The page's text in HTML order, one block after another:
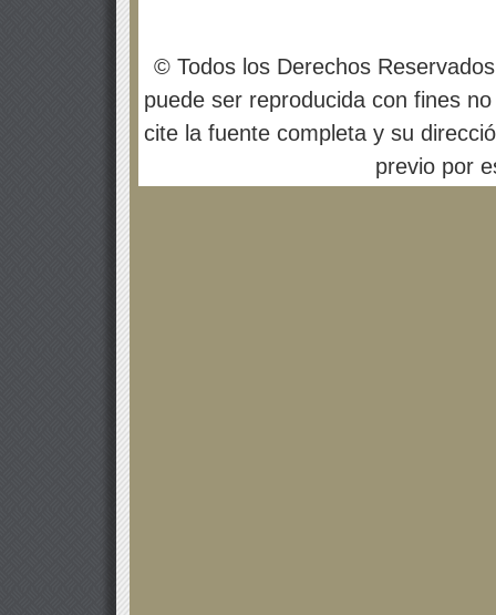
© Todos los Derechos
puede ser reproducida con fines
cite la fuente completa y su
previo por